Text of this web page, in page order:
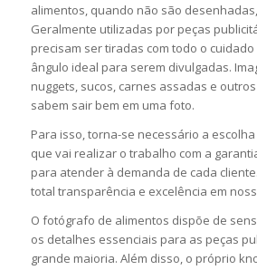
alimentos, quando não são
Geralmente utilizadas por peças
precisam ser tiradas com todo o
ângulo ideal para serem divulgadas.
nuggets, sucos, carnes assadas e
sabem sair bem em uma foto.
Para isso, torna-se necessário a
que vai realizar o trabalho com a
para atender à demanda de cada
total transparência e excelência em
O fotógrafo de alimentos dispõe de
os detalhes essenciais para as peças
grande maioria. Além disso, o próprio